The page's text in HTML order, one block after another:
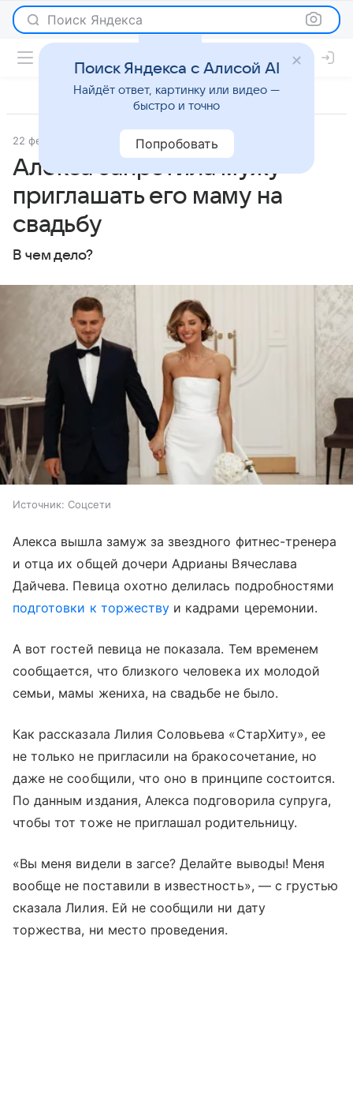
Поиск Яндекса
22 февраля 2024 Super.ru Светская жизнь
Алекса запретила мужу
приглашать его маму на
свадьбу
В чем дело?
Источник: Соцсети
Алекса вышла замуж за звездного фитнес-тренера
и отца их общей дочери Адрианы Вячеслава
Дайчева. Певица охотно делилась подробностями
подготовки к торжеству и кадрами церемонии.
А вот гостей певица не показала. Тем временем
сообщается, что близкого человека их молодой
семьи, мамы жениха, на свадьбе не было.
Как рассказала Лилия Соловьева «СтарХиту», ее
не только не пригласили на бракосочетание, но
даже не сообщили, что оно в принципе состоится.
По данным издания, Алекса подговорила супруга,
чтобы тот тоже не приглашал родительницу.
«Вы меня видели в загсе? Делайте выводы! Меня
вообще не поставили в известность», — с грустью
сказала Лилия. Ей не сообщили ни дату
торжества, ни место проведения.
Поиск Яндекса с Алисой AI
Найдёт ответ, картинку или видео —
быстро и точно
Попробовать